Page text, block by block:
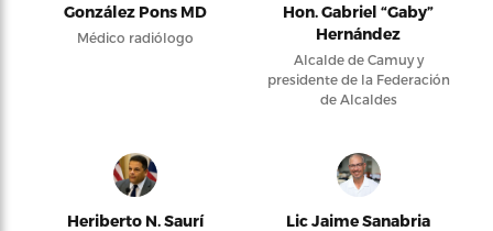
González Pons MD
Médico radiólogo
Hon. Gabriel “Gaby”
Hernández
Alcalde de Camuy y
presidente de la Federación
de Alcaldes
Heriberto N. Saurí Lic Jaime Sanabria